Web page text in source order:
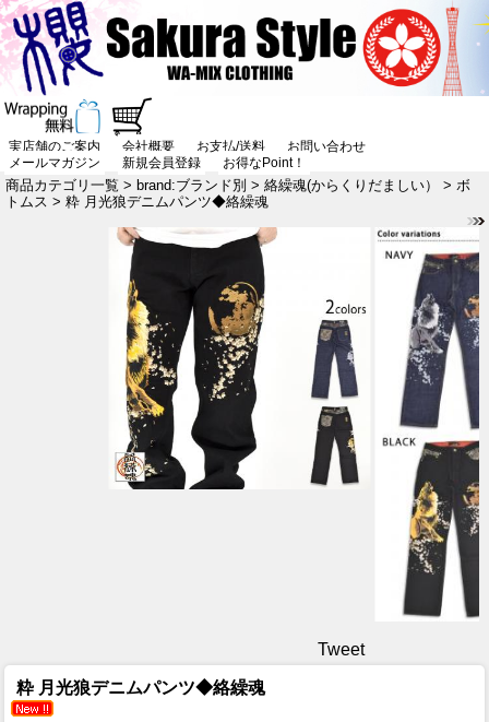
実店舗のご案内 会社概要 お支払/送料
お問い合わせ
メールマガジン
新規会員登録 お得なPoint！
商品カテゴリ一覧 > brand:ブランド別 > 絡繰魂(からくりだましい） > ボ
トムス > 粋 月光狼デニムパンツ◆絡繰魂
Tweet
粋 月光狼デニムパンツ◆絡繰魂